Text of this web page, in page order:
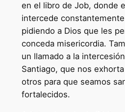
en el libro de Job, donde
intercede
pidiendo a Dios que les
conceda misericordia.
un llamado a la
Santiago, que nos
otros para que seamos
fortalecidos.